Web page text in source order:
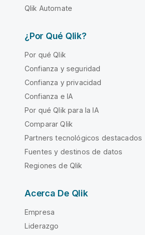
Qlik Automate
¿Por Qué Qlik?
Por qué Qlik
Confianza y seguridad
Confianza y privacidad
Confianza e IA
Por qué Qlik para la IA
Comparar Qlik
Partners tecnológicos destacados
Fuentes y destinos de datos
Regiones de Qlik
Acerca De Qlik
Empresa
Liderazgo